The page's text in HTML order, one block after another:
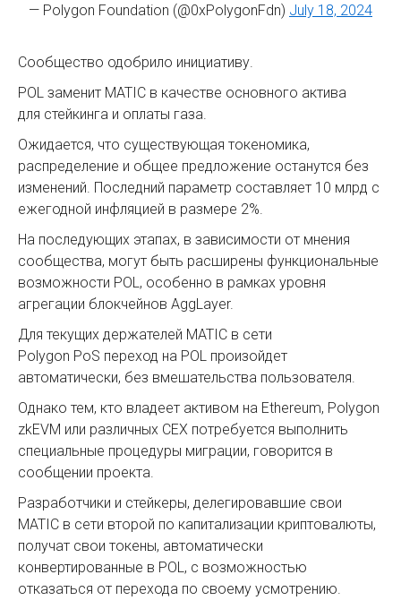
— Polygon Foundation (@0xPolygonFdn) July 18, 2024
Сообщество одобрило инициативу.
POL заменит MATIC в качестве основного актива
для стейкинга и оплаты газа.
Ожидается, что существующая токеномика,
распределение и общее предложение останутся без
изменений. Последний параметр составляет 10 млрд с
ежегодной инфляцией в размере 2%.
На последующих этапах, в зависимости от мнения
сообщества, могут быть расширены функциональные
возможности POL, особенно в рамках уровня
агрегации блокчейнов AggLayer.
Для текущих держателей MATIC в сети
Polygon PoS переход на POL произойдет
автоматически, без вмешательства пользователя.
Однако тем, кто владеет активом на Ethereum, Polygon
zkEVM или различных CEX потребуется выполнить
специальные процедуры миграции, говорится в
сообщении проекта.
Разработчики и стейкеры, делегировавшие свои
MATIC в сети второй по капитализации криптовалюты,
получат свои токены, автоматически
конвертированные в POL, с возможностью
отказаться от перехода по своему усмотрению.